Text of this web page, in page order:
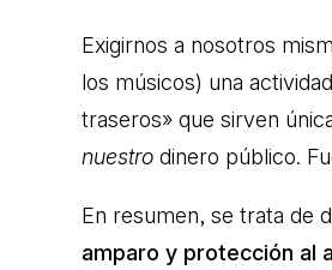
Exigirnos a nosotros
los músicos) una
traseros» que sirven
nuestro dinero público.
En resumen, se trata de
amparo y protección al